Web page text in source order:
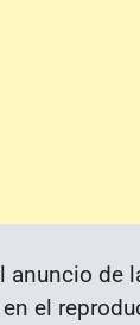
anuncio de
el